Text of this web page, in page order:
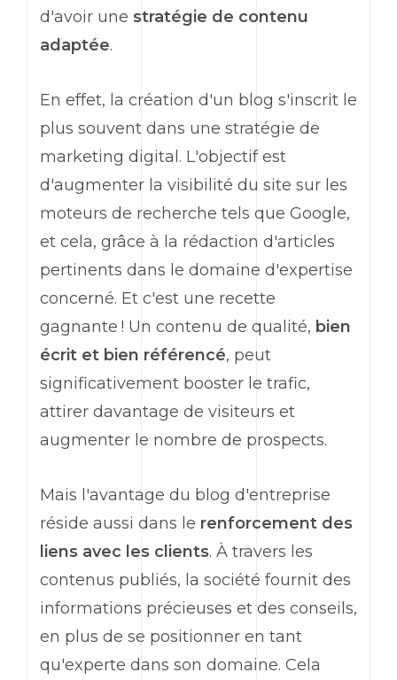
d'avoir une stratégie de contenu
adaptée.
En effet, la création d'un blog s'inscrit le
plus souvent dans une stratégie de
marketing digital. L'objectif est
d'augmenter la visibilité du site sur les
moteurs de recherche tels que Google,
et cela, grâce à la rédaction d'articles
pertinents dans le domaine d'expertise
concerné. Et c'est une recette
gagnante ! Un contenu de qualité, bien
écrit et bien référencé, peut
significativement booster le trafic,
attirer davantage de visiteurs et
augmenter le nombre de prospects.
Mais l'avantage du blog d'entreprise
réside aussi dans le renforcement des
liens avec les clients. À travers les
contenus publiés, la société fournit des
informations précieuses et des conseils,
en plus de se positionner en tant
qu'experte dans son domaine. Cela